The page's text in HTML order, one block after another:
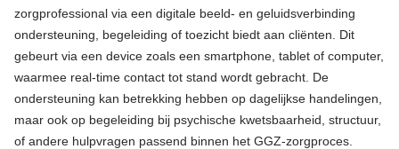
zorgprofessional via een digitale beeld- en geluidsverbinding
ondersteuning, begeleiding of toezicht biedt aan cliënten. Dit
gebeurt via een device zoals een smartphone, tablet of computer,
waarmee real-time contact tot stand wordt gebracht. De
ondersteuning kan betrekking hebben op dagelijkse handelingen,
maar ook op begeleiding bij psychische kwetsbaarheid, structuur,
of andere hulpvragen passend binnen het GGZ-zorgproces.